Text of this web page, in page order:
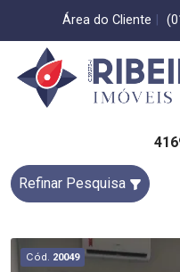
Área do Cliente
Refinar Pesquisa
Cód. 20049